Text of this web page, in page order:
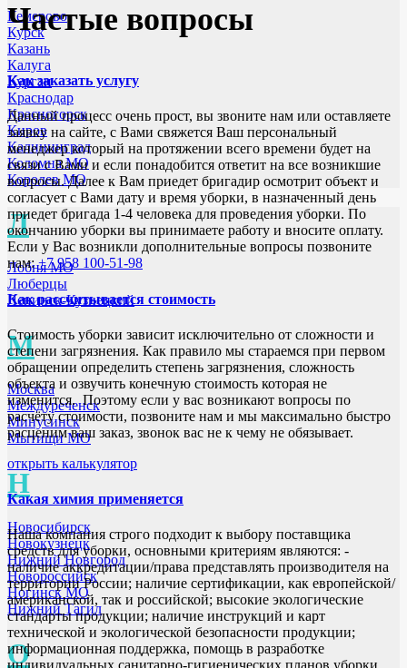
Кемерово
Курск
Казань
Калуга
Курган
Краснодар
Красногорск
Киров
Калининград
Коломна МО
Королев МО
Л
Лобня МО
Люберцы
Ленинск-Кузнецкий
М
Москва
Междуреченск
Минусинск
Мытищи МО
Н
Новосибирск
Новокузнецк
Нижний Новгород
Новороссийск
Ногинск МО
Нижний Тагил
О
Частые вопросы
Как заказать услугу
Данный процесс очень прост, вы звоните нам или оставляете
заявку на сайте, с Вами свяжется Ваш персональный
менеджер который на протяжении всего времени будет на
связи с Вами и если понадобится ответит на все возникшие
вопросы. Далее к Вам приедет бригадир осмотрит объект и
согласует с Вами дату и время уборки, в назначенный день
приедет бригада 1-4 человека для проведения уборки. По
окончанию уборки вы принимаете работу и вносите оплату.
Если у Вас возникли дополнительные вопросы позвоните
нам:+7 958 100-51-98
Как рассчитывается стоимость
Стоимость уборки зависит исключительно от сложности и
степени загрязнения. Как правило мы стараемся при первом
обращении определить степень загрязнения, сложность
объекта и озвучить конечную стоимость которая не
изменится. Поэтому если у вас возникают вопросы по
расчёту стоимости, позвоните нам и мы максимально быстро
расценим ваш заказ, звонок вас не к чему не обязывает.
открыть калькулятор
Какая химия применяется
Наша компания строго подходит к выбору поставщика
средств для уборки, основными критериям являются: -
наличие аккредитации/права представлять производителя на
территории России; наличие сертификации, как европейской/
американской, так и российской; высокие экологические
стандарты продукции; наличие инструкций и карт
технической и экологической безопасности продукции;
информационная поддержка, помощь в разработке